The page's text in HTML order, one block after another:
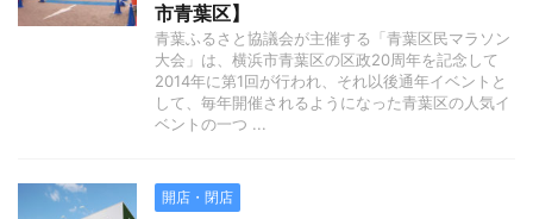
市青葉区】
青葉ふるさと協議会が主催する「青葉区民マラソン
大会」は、横浜市青葉区の区政20周年を記念して
2014年に第1回が行われ、それ以後通年イベントと
して、毎年開催されるようになった青葉区の人気イ
ベントの一つ ...
開店・閉店